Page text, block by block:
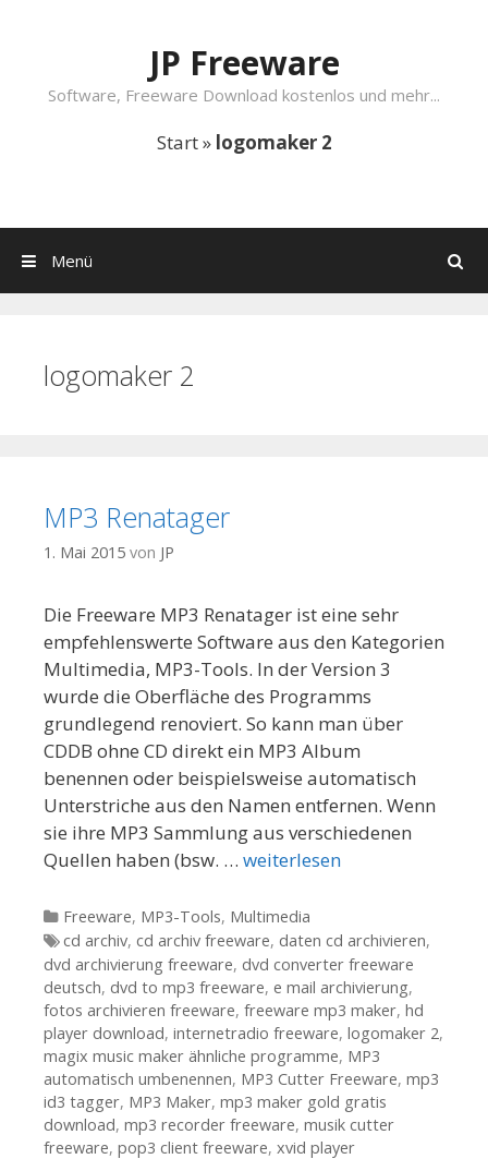
JP Freeware
Software, Freeware Download kostenlos und mehr...
Start» logomaker 2
Suchen
Menü
logomaker 2
MP3 Renatager
1. Mai 2015 von JP
Die Freeware MP3 Renatager ist eine sehr
empfehlenswerte Software aus den Kategorien
Multimedia, MP3-Tools. In der Version 3
wurde die Oberfläche des Programms
grundlegend renoviert. So kann man über
CDDB ohne CD direkt ein MP3 Album
benennen oder beispielsweise automatisch
Unterstriche aus den Namen entfernen. Wenn
sie ihre MP3 Sammlung aus verschiedenen
Quellen haben (bsw. … weiterlesen
Kategorien
Freeware, MP3-Tools, Multimedia
Tags
cd archiv, cd archiv freeware, daten cd archivieren,
dvd archivierung freeware, dvd converter freeware
deutsch, dvd to mp3 freeware, e mail archivierung,
fotos archivieren freeware, freeware mp3 maker, hd
player download, internetradio freeware, logomaker 2,
magix music maker ähnliche programme, MP3
automatisch umbenennen, MP3 Cutter Freeware, mp3
id3 tagger, MP3 Maker, mp3 maker gold gratis
download, mp3 recorder freeware, musik cutter
freeware, pop3 client freeware, xvid player